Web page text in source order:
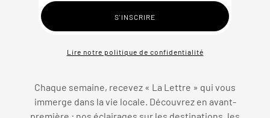
Lire notre politique de confidentialité
Chaque semaine, recevez « La Lettre » qui vous
immerge dans la vie locale. Découvrez en avant-